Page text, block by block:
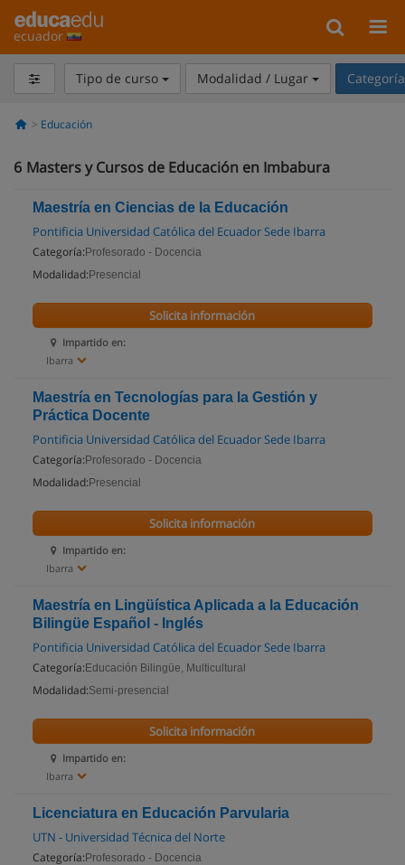
ecuador
Tipo de curso Modalidad / Lugar
Educación
6 Masters y Cursos de Educación en Imbabura
Maestría en Ciencias de la Educación
Pontificia Universidad Católica del Ecuador Sede Ibarra
Categoría: Profesorado - Docencia
Modalidad: Presencial
Impartido en:
Ibarra
Solicita información
Maestría en Tecnologías para la Gestión y
Práctica Docente
Pontificia Universidad Católica del Ecuador Sede Ibarra
Categoría: Profesorado - Docencia
Modalidad: Presencial
Impartido en:
Ibarra
Solicita información
Maestría en Lingüística Aplicada a la Educación
Bilingüe Español - Inglés
Pontificia Universidad Católica del Ecuador Sede Ibarra
Categoría: Educación Bilingüe, Multicultural
Modalidad:Semi-presencial
Impartido en:
Ibarra
Solicita información
Licenciatura en Educación Parvularia
UTN - Universidad Técnica del Norte
Categoría: Profesorado - Docencia